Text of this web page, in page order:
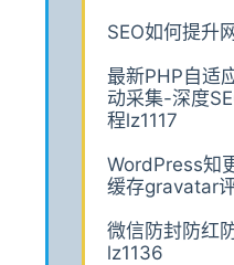
SEO如何提升
最新PHP自适
动采集-深度
程lz1117
WordPress知
缓存gravatar
微信防封防红
lz1136